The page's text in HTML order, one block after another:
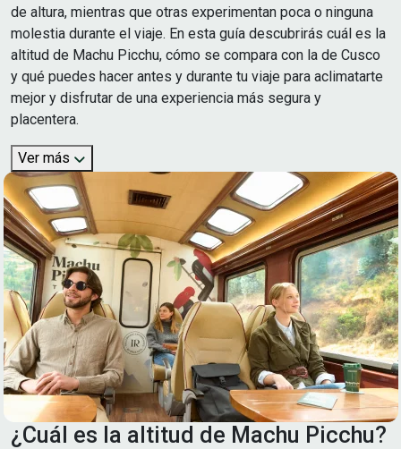
de altura, mientras que otras experimentan poca o ninguna
molestia durante el viaje. En esta guía descubrirás cuál es la
altitud de Machu Picchu, cómo se compara con la de Cusco
y qué puedes hacer antes y durante tu viaje para aclimatarte
mejor y disfrutar de una experiencia más segura y
placentera.
Ver más
¿Cuál es la altitud de Machu Picchu?